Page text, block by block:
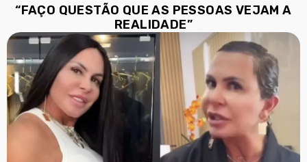
“FAÇO QUESTÃO QUE AS PESSOAS VEJAM A
REALIDADE”